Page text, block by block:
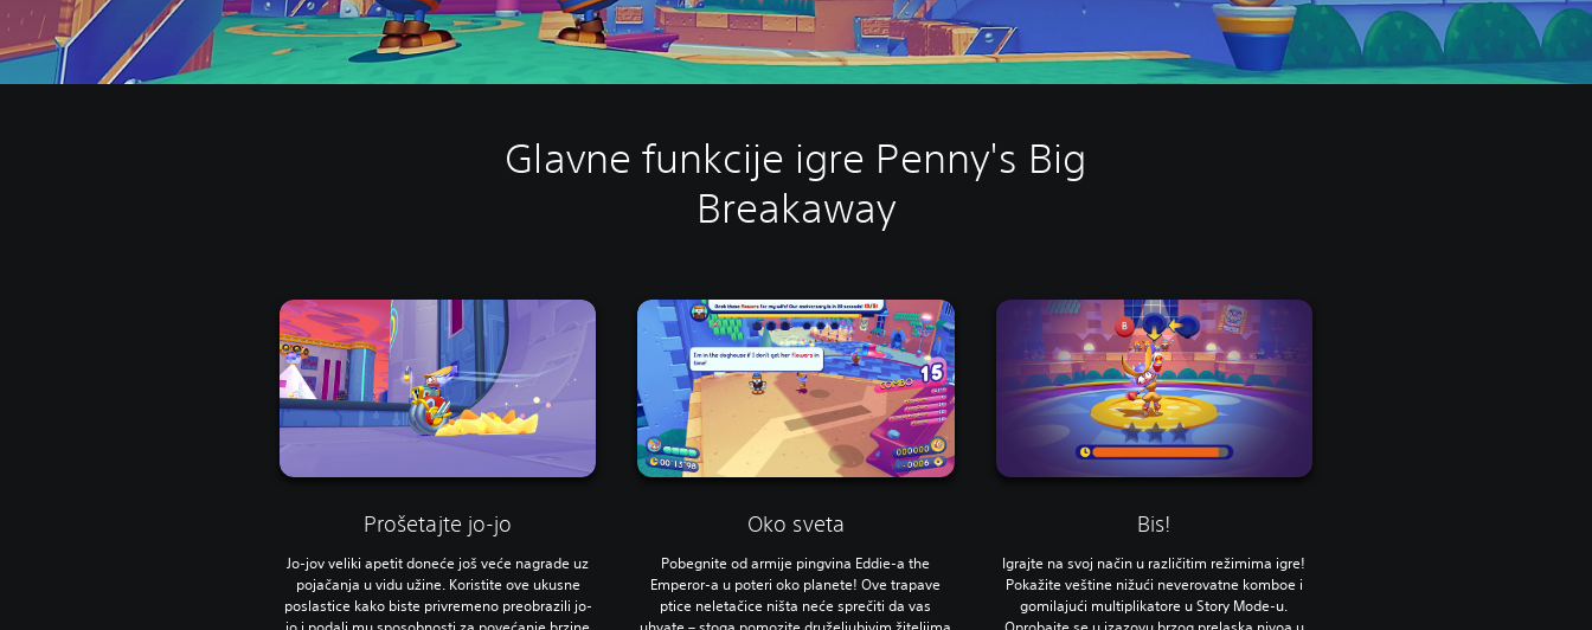
Glavne funkcije igre Penny's Big
Breakaway
Prošetajte jo-jo
Jo-jov veliki apetit doneće još veće nagrade uz
pojačanja u vidu užine. Koristite ove ukusne
poslastice kako biste privremeno preobrazili jo-
Oko sveta
Pobegnite od armije pingvina Eddie-a the
Emperor-a u poteri oko planete! Ove trapave
ptice neletačice ništa neće sprečiti da vas
Bis!
Igrajte na svoj način u različitim režimima igre!
Pokažite veštine nižući neverovatne komboe i
gomilajući multiplikatore u Story Mode-u.